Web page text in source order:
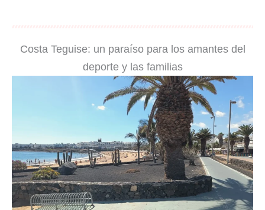
Costa Teguise: un paraíso para los amantes del
deporte y las familias